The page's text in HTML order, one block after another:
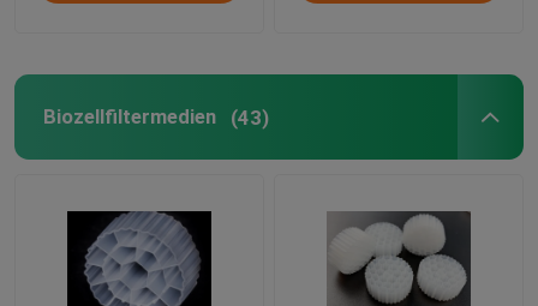
Biozellfiltermedien (43)